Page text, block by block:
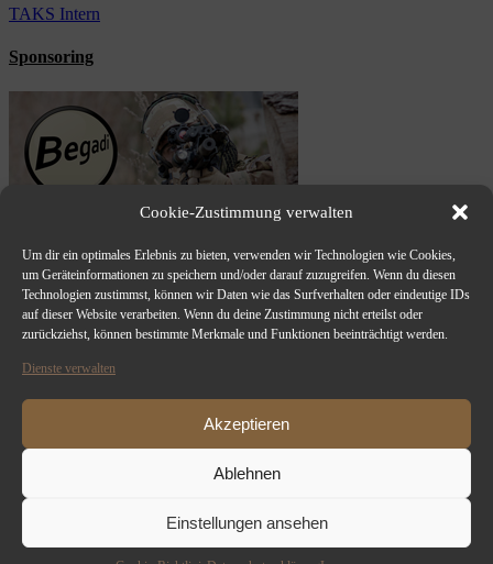
Cookie-Zustimmung verwalten
Um dir ein optimales Erlebnis zu bieten, verwenden wir Technologien wie Cookies,
um Geräteinformationen zu speichern und/oder darauf zuzugreifen. Wenn du diesen
Technologien zustimmst, können wir Daten wie das Surfverhalten oder eindeutige IDs
auf dieser Website verarbeiten. Wenn du deine Zustimmung nicht erteilst oder
zurückziehst, können bestimmte Merkmale und Funktionen beeinträchtigt werden.
Dienste verwalten
Akzeptieren
Ablehnen
Einstellungen ansehen
TAKS Intern
Sponsoring
Copyright 2012 - 2024 TPS-AIRSOFT-DRESDEN | All Rights
Reserved | Powered byWordPress